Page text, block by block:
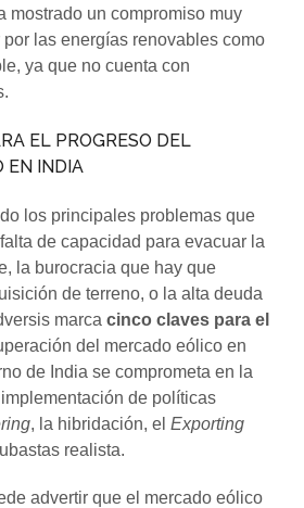
mostrado un compromiso muy
las energías renovables como
ya que no cuenta con
EL PROGRESO DEL
EN INDIA
los principales problemas que
de capacidad para evacuar la
la burocracia que hay que
de terreno, o la alta deuda
marca cinco claves para el
del mercado eólico en
de India se comprometa en la
de políticas
, la hibridación, el Exporting
realista.
advertir que el mercado eólico